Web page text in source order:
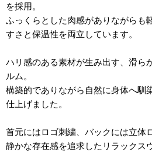
を採用。
ふっくらとした肉感がありながらも
すさと保温性を両立しています。
ハリ感のある素材が生み出す、滑ら
ルム。
構築的でありながら自然に身体へ馴
仕上げました。
首元にはロゴ刺繍、バックには立体
静かな存在感を追求したリラックス